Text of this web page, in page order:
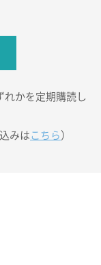
れかを定期購読し
みは こちら ）